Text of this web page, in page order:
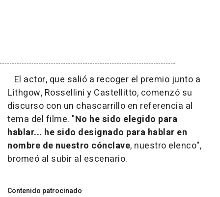
El actor, que salió a recoger el premio junto a
Lithgow, Rossellini y Castellitto, comenzó su
discurso con un chascarrillo en referencia al
tema del filme. "No he sido elegido para
hablar... he sido designado para hablar en
nombre de nuestro cónclave, nuestro elenco",
bromeó al subir al escenario.
Contenido patrocinado